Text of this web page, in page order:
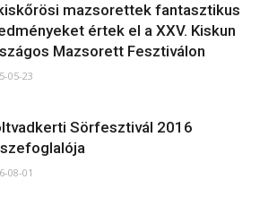
mazsorettek fantasztikus
értek el a XXV. Kiskun
Mazsorett Fesztiválon
05-23
Sörfesztivál 2016
08-01